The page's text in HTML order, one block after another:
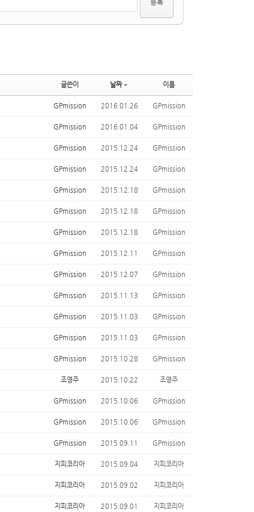
글쓴이 날짜 이름
GPmission 2016.01.26 GPmission
GPmission 2016.01.04 GPmission
GPmission 2015.12.24 GPmission
GPmission 2015.12.24 GPmission
GPmission 2015.12.18 GPmission
GPmission 2015.12.18 GPmission
GPmission 2015.12.18 GPmission
GPmission 2015.12.11 GPmission
GPmission 2015.12.07 GPmission
GPmission 2015.11.13 GPmission
GPmission 2015.11.03 GPmission
GPmission 2015.11.03 GPmission
GPmission 2015.10.28 GPmission
조영주 2015.10.22 조영주
GPmission 2015.10.06 GPmission
GPmission 2015.10.06 GPmission
GPmission 2015.09.11 GPmission
지피코리아 2015.09.04 지피코리아
지피코리아 2015.09.02 지피코리아
지피코리아 2015.09.01 지피코리아